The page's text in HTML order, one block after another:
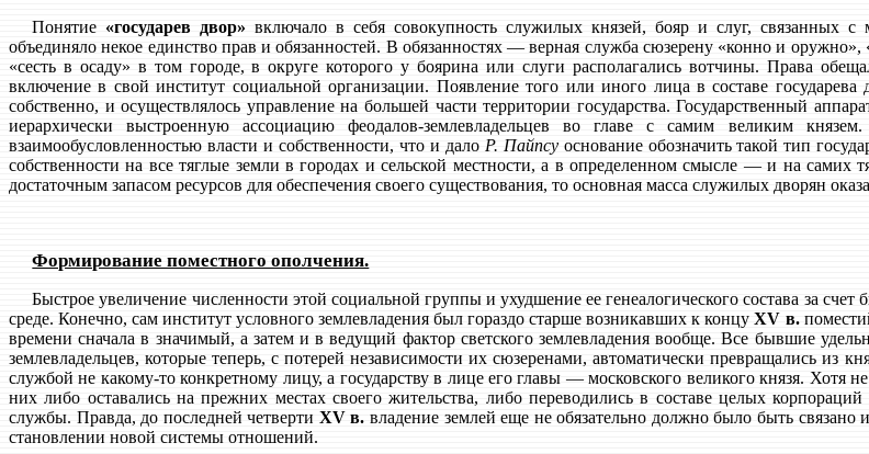
Понятие «государев двор» включало в себя совокупность служилых князей, бояр и слуг, связанных
объединяло некое единство прав и обязанностей. В обязанностях — верная служба сюзерену «конно и
«сесть в осаду» в том городе, в округе которого у боярина или слуги располагались вотчины. Права
включение в свой институт социальной организации. Появление того или иного лица в составе
собственно, и осуществлялось управление на большей части территории государства. Государственный
иерархически выстроенную ассоциацию феодалов-землевладельцев во главе с самим великим
взаимообусловленностью власти и собственности, что и дало Р. Пайпсуоснование обозначить такой тип
собственности на все тяглые земли в городах и сельской местности, а в определенном смысле — и на самих
достаточным запасом ресурсов для обеспечения своего существования, то основная масса служилых дворян
Формирование поместного ополчения.
Быстрое увеличение численности этой социальной группы и ухудшение ее генеалогического состава за
среде. Конечно, сам институт условного землевладения был гораздо старше возникавших к концуXV в.
времени сначала в значимый, а затем и в ведущий фактор светского землевладения вообще. Все бывшие
землевладельцев, которые теперь, с потерей независимости их сюзеренами, автоматически превращались из
службой не какому-то конкретному лицу, а государству в лице его главы — московского великого князя. Хотя
них либо оставались на прежних местах своего жительства, либо переводились в составе целых
службы. Правда, до последней четверти XV в. владение землей еще не обязательно должно было быть
становлении новой системы отношений.